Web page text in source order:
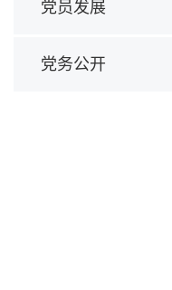
党员发展
党务公开